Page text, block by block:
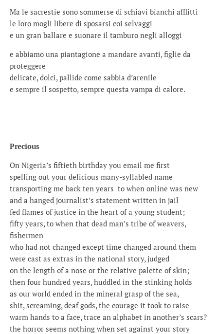
Ma le sacrestie sono sommerse di schiavi bianchi afflitti
le loro mogli libere di sposarsi coi selvaggi
e un gran ballare e suonare il tamburo negli alloggi
e abbiamo una piantagione a mandare avanti, figlie da
proteggere
delicate, dolci, pallide come sabbia d’arenile
e sempre il sospetto, sempre questa vampa di calore.
Precious
On Nigeria’s fiftieth birthday you email me first
spelling out your delicious many-syllabled name
transporting me back ten years to when online was new
and a hanged journalist’s statement written in jail
fed flames of justice in the heart of a young student;
fifty years, to when that dead man’s tribe of weavers,
fishermen
who had not changed except time changed around them
were cast as extras in the national story, judged
on the length of a nose or the relative palette of skin;
then four hundred years, huddled in the stinking holds
as our world ended in the mineral grasp of the sea,
shit, screaming, deaf gods, the courage it took to raise
warm hands to a face, trace an alphabet in another’s scars?
the horror seems nothing when set against your story